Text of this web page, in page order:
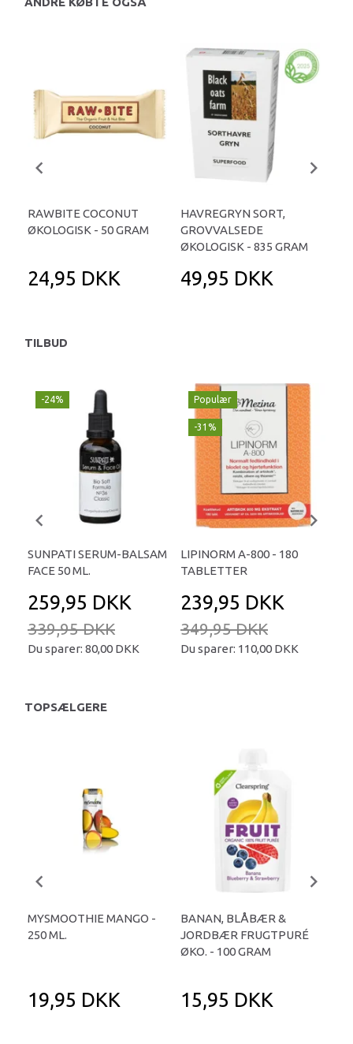
RAWBITE COCONUT
ØKOLOGISK - 50 GRAM
24,95 DKK
HAVREGRYN SORT,
GROVVALSEDE
ØKOLOGISK - 835 GRAM
49,95 DKK
TILBUD
-24%
SUNPATI SERUM-BALSAM
FACE 50 ML.
259,95 DKK
339,95 DKK
Du sparer: 80,00 DKK
Populær
-31%
LIPINORM A-800 - 180
TABLETTER
239,95 DKK
349,95 DKK
Du sparer: 110,00 DKK
TOPSÆLGERE
MYSMOOTHIE MANGO -
250 ML.
19,95 DKK
BANAN, BLÅBÆR &
JORDBÆR FRUGTPURÉ
ØKO. - 100 GRAM
15,95 DKK